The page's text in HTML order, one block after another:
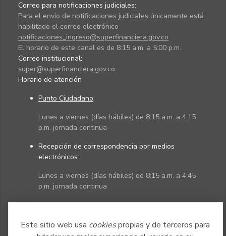
Este sitio web usa cookiespropias y de terceros para
Correo para notificaciones judiciales:
Para el envío de notificaciones judiciales únicamente está
habilitado el correo electrónico
notificaciones_ingreso@superfinanciera.gov.co
El horario de este canal es de 8:15 a.m. a 5:00 p.m.
Correo institucional:
super@superfinanciera.gov.co
Horario de atención
Punto Ciudadano:
Lunes a viernes (días hábiles) de 8:15 a.m. a 4:15
p.m. jornada continua
Recepción de correspondencia por medios
electrónicos:
Lunes a viernes (días hábiles) de 8:15 a.m. a 4:45
p.m. jornada continua